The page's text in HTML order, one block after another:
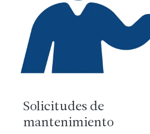
Solicitudes de
mantenimiento